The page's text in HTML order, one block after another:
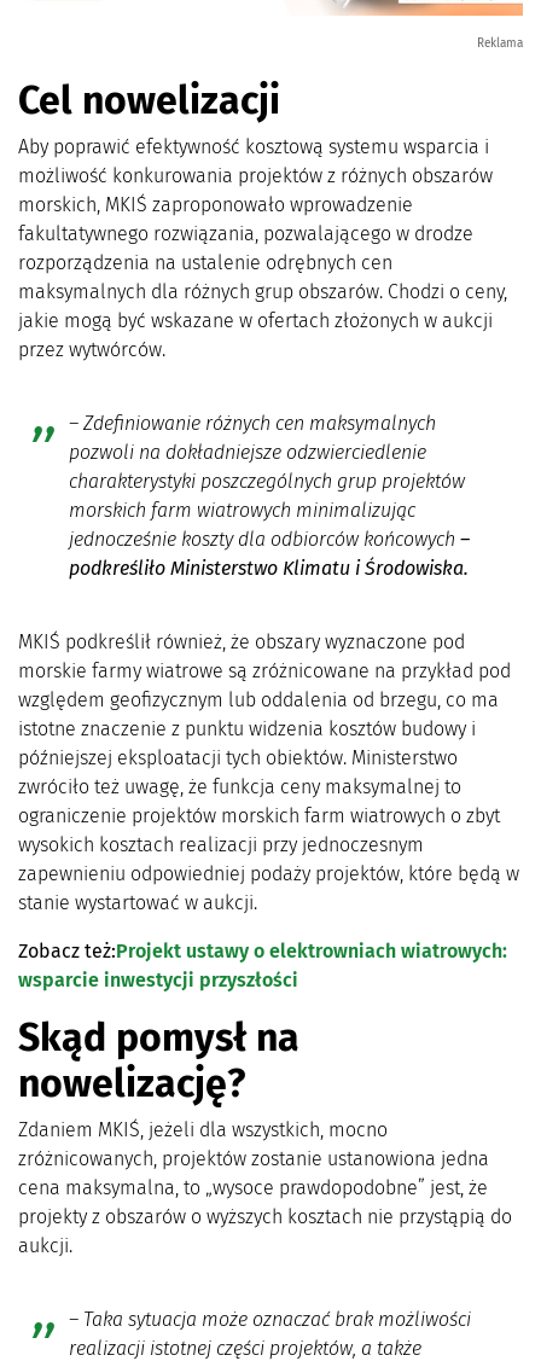
Reklama
Cel nowelizacji
Aby poprawić efektywność kosztową systemu wsparcia i
możliwość konkurowania projektów z różnych obszarów
morskich, MKIŚ zaproponowało wprowadzenie
fakultatywnego rozwiązania, pozwalającego w drodze
rozporządzenia na ustalenie odrębnych cen
maksymalnych dla różnych grup obszarów. Chodzi o ceny,
jakie mogą być wskazane w ofertach złożonych w aukcji
przez wytwórców.
– Zdefiniowanie różnych cen maksymalnych
pozwoli na dokładniejsze odzwierciedlenie
charakterystyki poszczególnych grup projektów
morskich farm wiatrowych minimalizując
jednocześnie koszty dla odbiorców końcowych –
podkreśliło Ministerstwo Klimatu i Środowiska.
MKIŚ podkreślił również, że obszary wyznaczone pod
morskie farmy wiatrowe są zróżnicowane na przykład pod
względem geofizycznym lub oddalenia od brzegu, co ma
istotne znaczenie z punktu widzenia kosztów budowy i
późniejszej eksploatacji tych obiektów. Ministerstwo
zwróciło też uwagę, że funkcja ceny maksymalnej to
ograniczenie projektów morskich farm wiatrowych o zbyt
wysokich kosztach realizacji przy jednoczesnym
zapewnieniu odpowiedniej podaży projektów, które będą w
stanie wystartować w aukcji.
Zobacz też:Projekt ustawy o elektrowniach wiatrowych:
wsparcie inwestycji przyszłości
Skąd pomysł na
nowelizację?
Zdaniem MKIŚ, jeżeli dla wszystkich, mocno
zróżnicowanych, projektów zostanie ustanowiona jedna
cena maksymalna, to „wysoce prawdopodobne” jest, że
projekty z obszarów o wyższych kosztach nie przystąpią do
aukcji.
– Taka sytuacja może oznaczać brak możliwości
realizacji istotnej części projektów, a także